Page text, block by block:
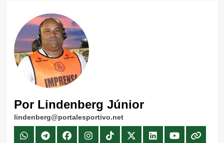
Por Lindenberg Júnior
lindenberg@portalesportivo.net